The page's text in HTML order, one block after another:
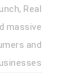
Real
massive
and